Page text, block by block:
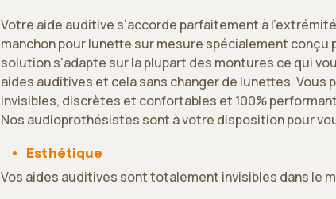
Votre aide auditive s’accorde parfaitement à
manchon pour lunette sur mesure spécialement
solution s’adapte sur la plupart des montures ce qui
aides auditives et cela sans changer de lunettes. Vous
invisibles, discrètes et confortables et 100%
Nos audioprothésistes sont à votre disposition pour
Esthétique
Vos aides auditives sont totalement invisibles dans le